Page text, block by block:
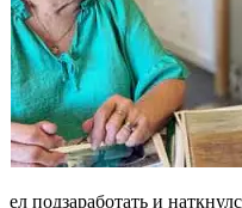
ел подзаработать и